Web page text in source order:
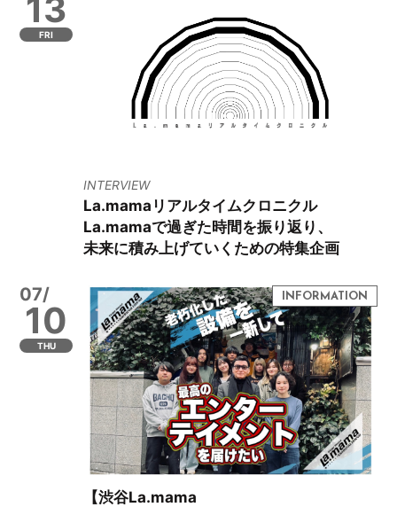
13
FRI
INTERVIEW
La.mamaリアルタイムクロニクル
La.mamaで過ぎた時間を振り返り、
未来に積み上げていくための特集企画
07/
10
THU
【渋谷La.mama